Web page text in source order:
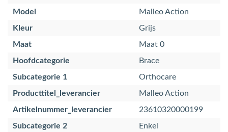
Model
Malleo Action
Kleur
Grijs
Maat
Maat 0
Hoofdcategorie
Brace
Subcategorie 1
Orthocare
Producttitel_leverancier
Malleo Action
Artikelnummer_leverancier
23610320000199
Subcategorie 2
Enkel